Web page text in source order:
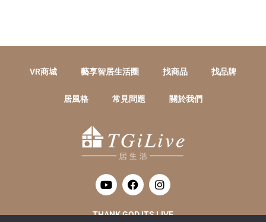
VR商城 藝享智居生活圈 找商品 找品牌
居風格 常見問題 關於我們
Y
o
u
t
F
a
c
e
I
n
s
t
THANK GOD ITS LIVE